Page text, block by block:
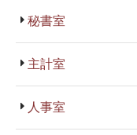
秘書室
主計室
人事室